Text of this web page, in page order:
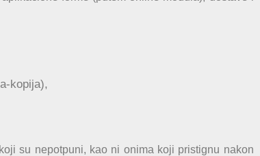
kopija),
su nepotpuni, kao ni onima koji pristignu nakon